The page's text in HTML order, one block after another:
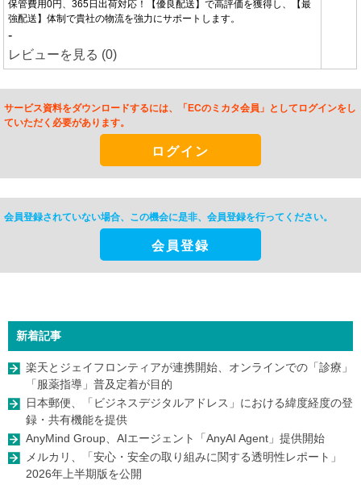
保管費用0円、365日出荷対応！【優良配送】で高評価を獲得し、【最
強配送】体制で貴社の物流を強力にサポートします。
-
レビューを見る (0)
サービス資料をダウンロードするには、「ECのミカタ会員」としてログインをし
ていただく必要があります。
ログイン
会員登録されていない場合、この機会に是非、 会員登録を行ってください。
会員登録
新着記事
楽天とジェイフロンティアが連携開始、オンラインでの「診療」
「服薬指導」普及定着が目的
日本郵便、「ビジネスデジタルアドレス」における緯度経度の登
録・共有機能を提供
AnyMind Group、AIエージェント「AnyAI Agent」提供開始
メルカリ、「安心・安全の取り組みに関する透明性レポート」
2026年上半期版を公開